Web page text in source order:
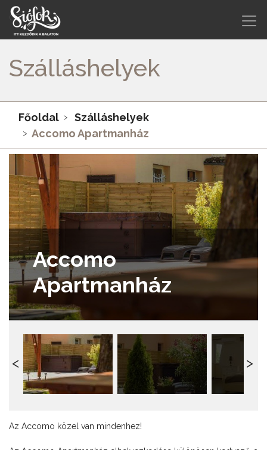
Szálláshelyek
Főoldal
Szálláshelyek
Accomo Apartmanház
Accomo
Apartmanház
Az Accomo közel van mindenhez!